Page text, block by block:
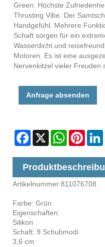
Green. Höchste
Thrusting Vibe. Der
Handgefühl. Mehrere
Schaft sorgen für ein
Wasserdicht und
Motoren. Es ist eine
Nervenkitzel vieler Freuden
Anfrage absenden
Facebook
X WhatsApp
Artikelnummer:811076708
Farbe:
Silikon
Schaft: 9
3,6 cm